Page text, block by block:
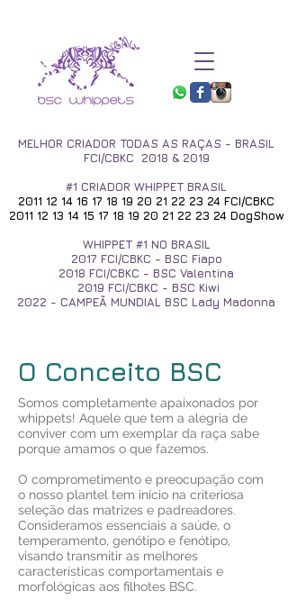
MELHOR CRIADOR TODAS AS RAÇAS - BRASIL
FCI/CBKC 2018 & 2019
#1 CRIADOR WHIPPET BRASIL
2011 12 14 16 17 18 19 20 21 22 23 24 FCI/CBKC
2011 12 13 14 15 17 18 19 20 21 22 23 24DogShow
WHIPPET #1 NO BRASIL
2017 FCI/CBKC - BSC Fiapo
2018 FCI/CBKC - BSC Valentina
2019 FCI/CBKC - BSC Kiwi
2022 - CAMPEÃ MUNDIAL BSC Lady Madonna
O Conceito BSC
Somos completamente apaixonados por
whippets! Aquele que tem a alegria de
conviver com um exemplar da raça sabe
porque amamos o que fazemos.
​O comprometimento e preocupação com
o nosso plantel tem início na criteriosa
seleção das matrizes e padreadores.
Consideramos essenciais a saúde, o
temperamento, genótipo e fenótipo,
visando transmitir as melhores
características comportamentais e
morfológicas aos filhotes BSC.